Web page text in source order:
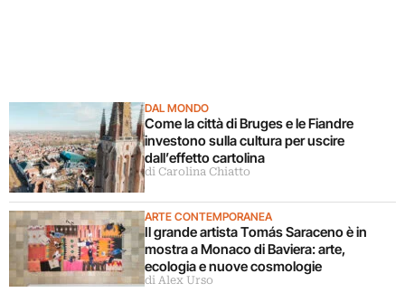
DAL MONDO
Come la città di Bruges e le Fiandre
investono sulla cultura per uscire
dall’effetto cartolina
di Carolina Chiatto
ARTE CONTEMPORANEA
Il grande artista Tomás Saraceno è in
mostra a Monaco di Baviera: arte,
ecologia e nuove cosmologie
di Alex Urso